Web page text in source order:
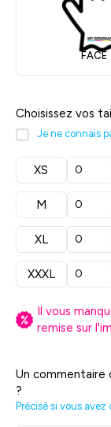
FACE
Choisissez vos
Je ne connais
XS
M
XL
XXXL
Il vous
remise sur
Un commentaire
?
Précisé si vous